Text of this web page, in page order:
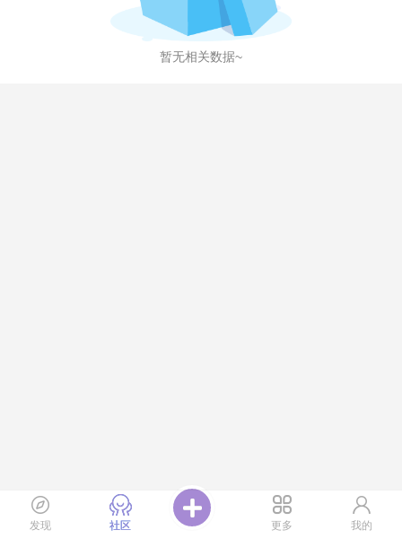
暂无相关数据~
发现 社区 更多 我的